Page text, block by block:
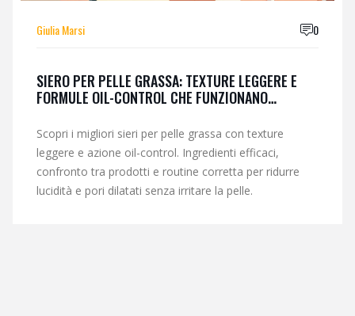
Giulia Marsi 0
SIERO PER PELLE GRASSA: TEXTURE LEGGERE E
FORMULE OIL-CONTROL CHE FUNZIONANO
Scopri i migliori sieri per pelle grassa con texture
leggere e azione oil-control. Ingredienti efficaci,
confronto tra prodotti e routine corretta per ridurre
lucidità e pori dilatati senza irritare la pelle.